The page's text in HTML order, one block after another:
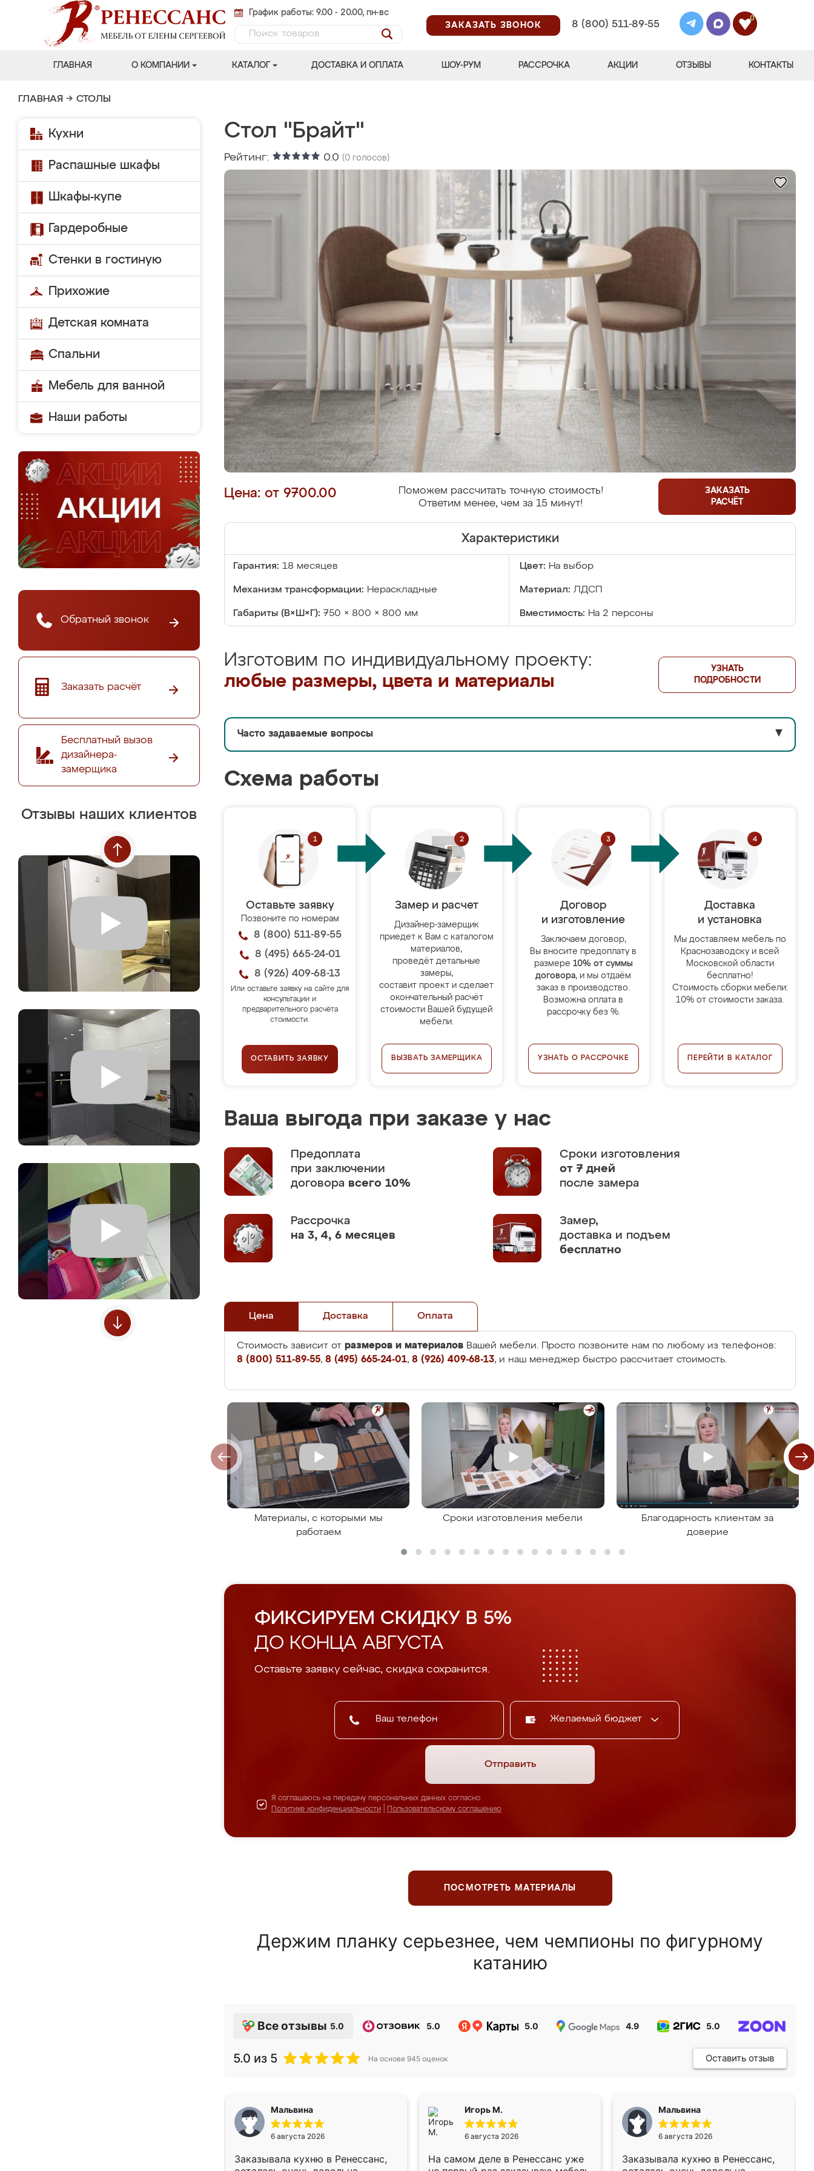
График работы: 9.00 - 20.00, пн-вс
ЗАКАЗАТЬ ЗВОНОК
8 (800) 511-89-55
0
ГЛАВНАЯ О КОМПАНИИ КАТАЛОГ ДОСТАВКА И ОПЛАТА ШОУ-РУМ РАССРОЧКА АКЦИИ ОТЗЫВЫ КОНТАКТЫ
ГЛАВНАЯ → СТОЛЫ
Кухни
Распашные шкафы
Шкафы-купе
Гардеробные
Стенки в гостиную
Прихожие
Детская комната
Спальни
Мебель для ванной
Наши работы
Обратный звонок
Заказать расчёт
Бесплатный вызов
дизайнера-
замерщика
Отзывы наших клиентов
Стол "Брайт"
Рейтинг: 0.0 (0 голосов)
Цена: от 9700.00
Поможем рассчитать точную стоимость!
Ответим менее, чем за 15 минут!
ЗАКАЗАТЬ
РАСЧЁТ
Характеристики
Гарантия: 18 месяцев Цвет: На выбор
Механизм трансформации: Нераскладные Материал: ЛДСП
Габариты (В×Ш×Г): 750 × 800 × 800 мм Вместимость: На 2 персоны
Изготовим по индивидуальному проекту:
любые размеры, цвета и материалы
УЗНАТЬ
ПОДРОБНОСТИ
Часто задаваемые вопросы ▼
Схема работы
Оставьте заявку
Позвоните по номерам
8 (800) 511-89-55
8 (495) 665-24-01
8 (926) 409-68-13
Или оставьте заявку на сайте для
консультации и
предварительного расчёта
стоимости.
ОСТАВИТЬ ЗАЯВКУ
Замер и расчет
Дизайнер-замерщик
приедет к Вам с каталогом
материалов,
проведёт детальные
замеры,
составит проект и сделает
окончательный расчёт
стоимости Вашей будущей
мебели.
ВЫЗВАТЬ ЗАМЕРЩИКА
Договор
и изготовление
Заключаем договор,
Вы вносите предоплату в
размере 10% от суммы
договора, и мы отдаём
заказ в производство.
Возможна оплата в
рассрочку без %.
УЗНАТЬ О РАССРОЧКЕ
Доставка
и установка
Мы доставляем мебель по
Краснозаводску и всей
Московской области
бесплатно!
Стоимость сборки мебели:
10% от стоимости заказа.
ПЕРЕЙТИ В КАТАЛОГ
Ваша выгода при заказе у нас
Предоплата
при заключении
договора всего 10%
Сроки изготовления
от 7 дней
после замера
Рассрочка
на 3, 4, 6 месяцев
Замер,
доставка и подъем
бесплатно
Цена Доставка Оплата
Стоимость зависит от размеров и материалов Вашей мебели. Просто позвоните нам по любому из телефонов:
8 (800) 511-89-55, 8 (495) 665-24-01, 8 (926) 409-68-13, и наш менеджер быстро рассчитает стоимость.
Материалы, с которыми мы
работаем
Сроки изготовления мебели
Благодарность клиентам за
доверие
ФИКСИРУЕМ СКИДКУ В 5%
ДО КОНЦА АВГУСТА
Оставьте заявку сейчас, скидка сохранится.
Желаемый бюджет
Отправить
Я соглашаюсь на передачу персональных данных согласно
Политике конфиденциальности
Пользовательскому соглашению
ПОСМОТРЕТЬ МАТЕРИАЛЫ
Держим планку серьезнее, чем чемпионы по фигурному
катанию
Все отзывы 5.0 5.0 5.0 4.9 5.0
5.0 из 5 На основе 945 оценок Оставить отзыв
Мальвина
6 августа 2026
Заказывала кухню в Ренессанс,
Игорь М.
6 августа 2026
На самом деле в Ренессанс уже
Мальвина
6 августа 2026
Заказывала кухню в Ренессанс,